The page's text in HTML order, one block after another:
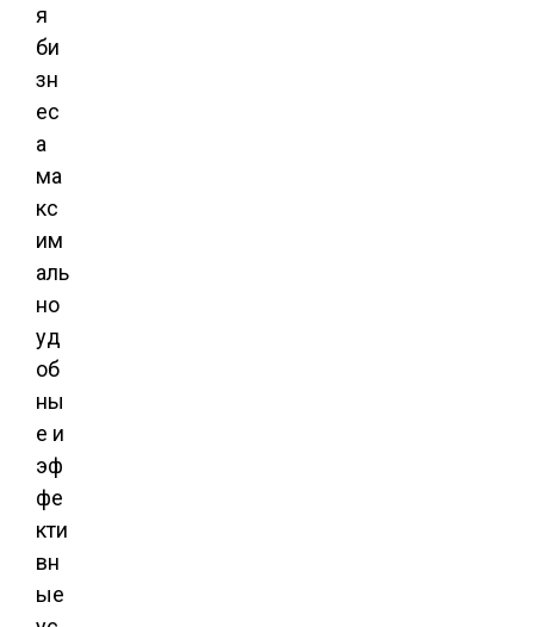
я
би
зн
ес
а
ма
кс
им
аль
но
уд
об
ны
е и
эф
фе
кти
вн
ые